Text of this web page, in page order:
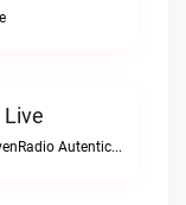
La Música Para el Adulto JovenRadio Autentica FM live